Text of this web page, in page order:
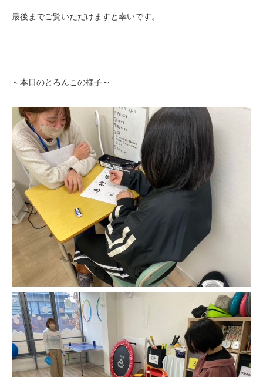
最後までご覧いただけますと幸いです。
～本日のとろんこの様子～